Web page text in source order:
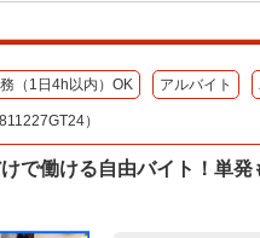
（1日4h以内）OK アルバイト
）
で働ける自由バイト！単